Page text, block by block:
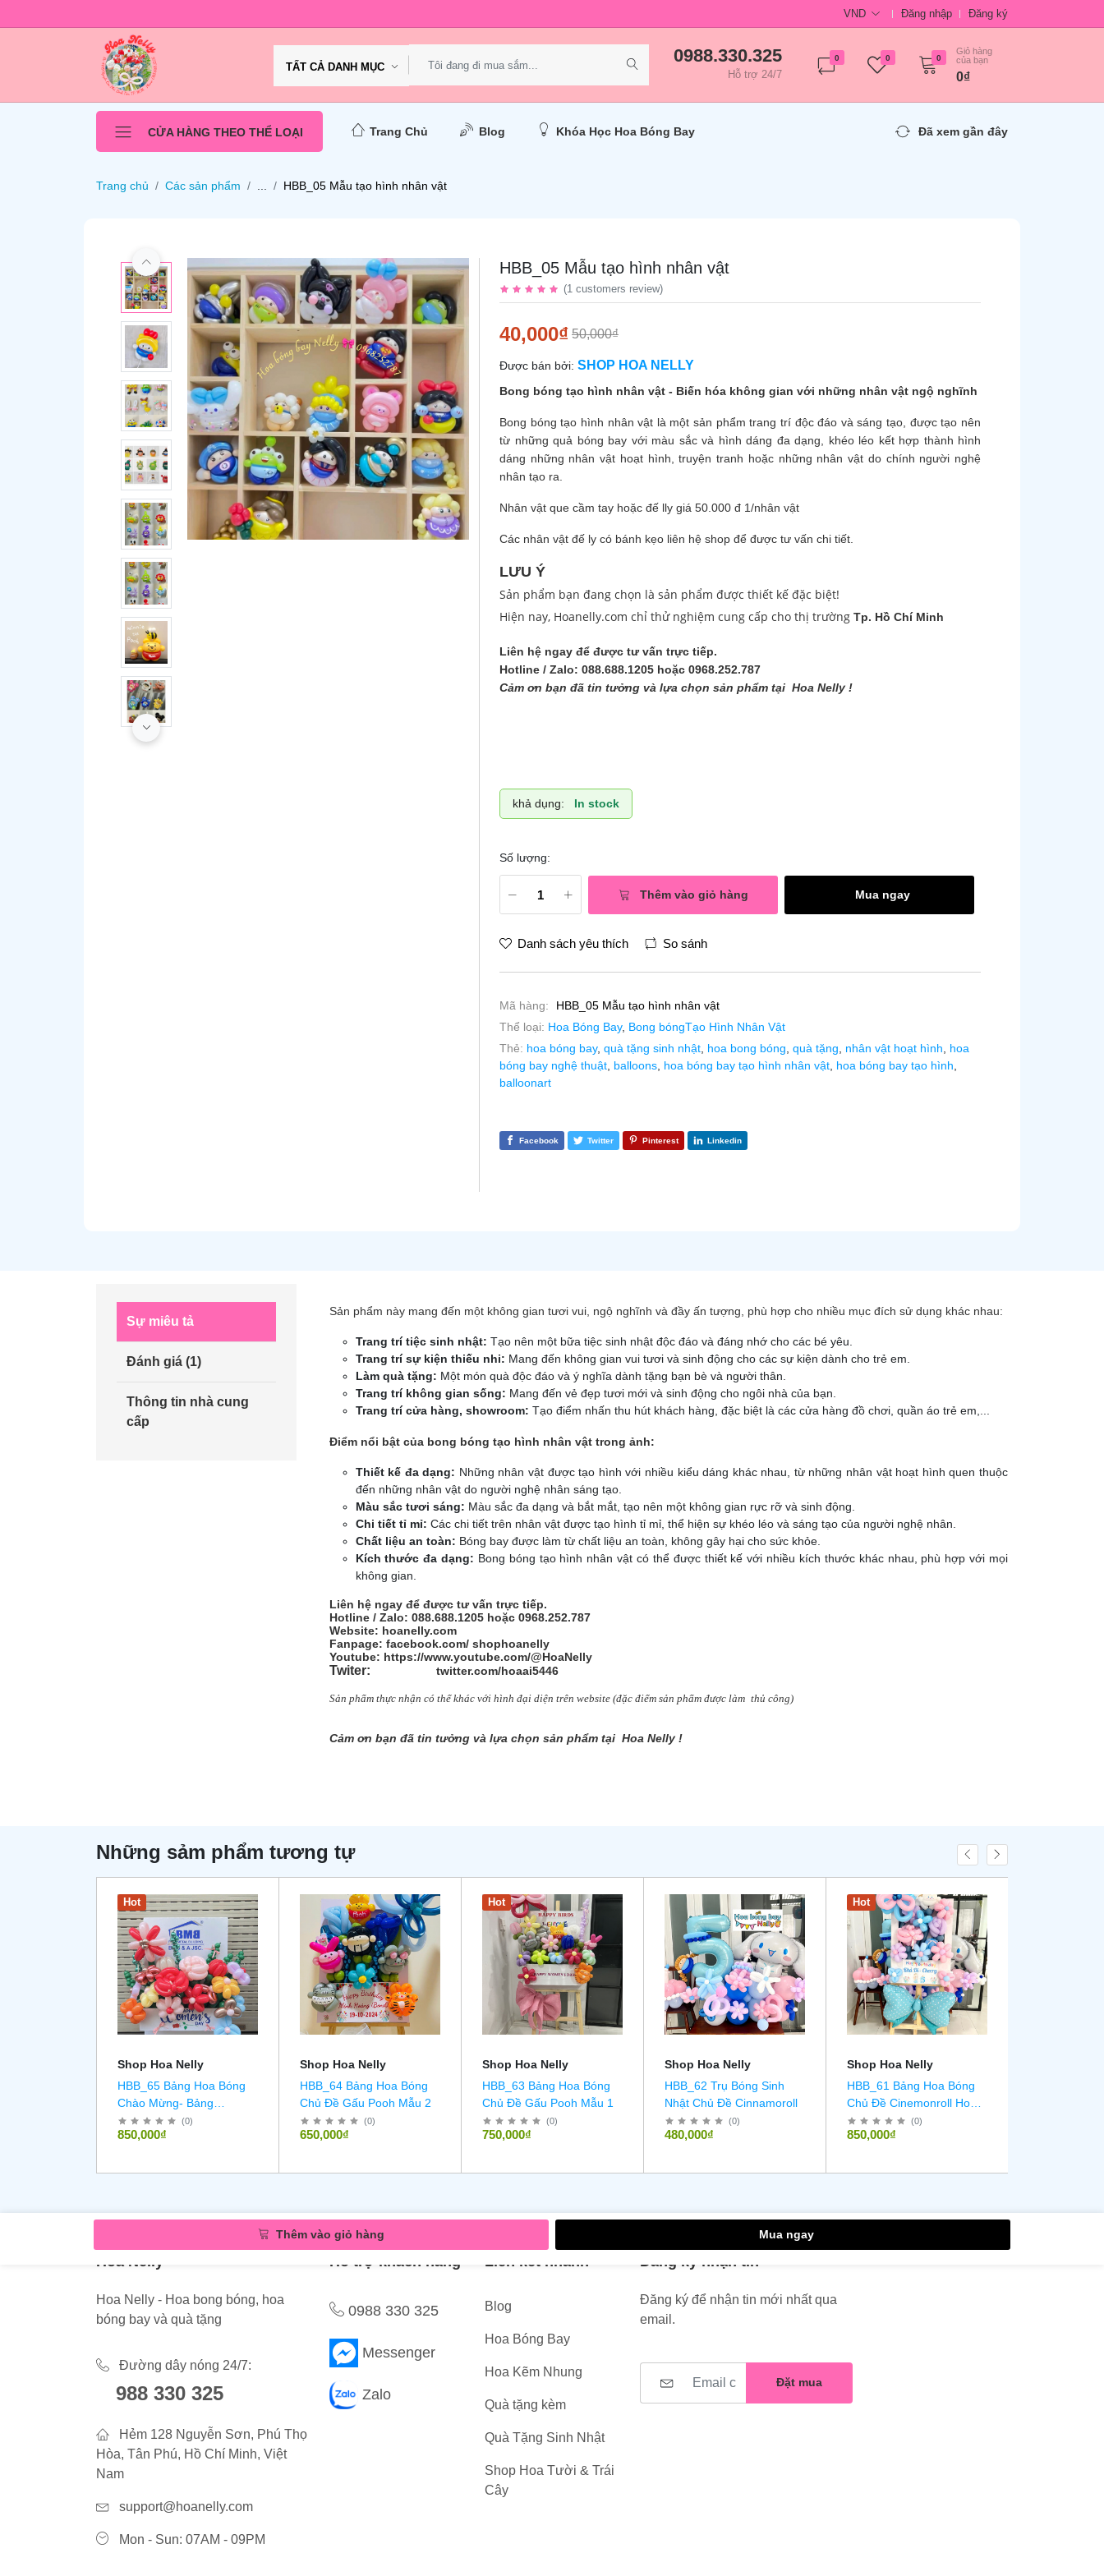
VND Đăng nhập Đăng ký
TẤT CẢ DANH MỤC
0988.330.325
Hỗ trợ 24/7
0 0 0
Giỏ hàng
của bạn
0₫
CỬA HÀNG THEO THỂ LOẠI Trang Chủ Blog Khóa Học Hoa Bóng Bay Đã xem gần đây
Trang chủ Các sản phẩm HBB_05 Mẫu tạo hình nhân vật
HBB_05 Mẫu tạo hình nhân vật
(1 customers review)
50,000₫
40,000₫
Được bán bởi: SHOP HOA NELLY
Bong bóng tạo hình nhân vật - Biến hóa không gian với những nhân vật ngộ nghĩnh
Bong bóng tạo hình nhân vật là một sản phẩm trang trí độc đáo và sáng tạo, được tạo nên
từ những quả bóng bay với màu sắc và hình dáng đa dạng, khéo léo kết hợp thành hình
dáng những nhân vật hoạt hình, truyện tranh hoặc những nhân vật do chính người nghệ
nhân tạo ra.
Nhân vật que cầm tay hoặc đế lly giá 50.000 đ 1/nhân vật
Các nhân vật đế ly có bánh kẹo liên hệ shop để được tư vấn chi tiết.
LƯU Ý
Sản phẩm bạn đang chọn là sản phẩm được thiết kế đặc biệt!
Hiện nay, Hoanelly.com chỉ thử nghiệm cung cấp cho thị trường Tp. Hồ Chí Minh
Liên hệ ngay để được tư vấn trực tiếp.
Hotline / Zalo: 088.688.1205 hoặc 0968.252.787
Cảm ơn bạn đã tin tưởng và lựa chọn sản phẩm tại Hoa Nelly !
khả dụng: In stock
Số lượng:
Thêm vào giỏ hàng Mua ngay
Danh sách yêu thích So sánh
Mã hàng:
HBB_05 Mẫu tạo hình nhân vật
Thể loại: Hoa Bóng Bay, Bong bóngTạo Hình Nhân Vật
Thẻ: hoa bóng bay, quà tặng sinh nhật hoa bong bóng quà tặng nhân vật hoạt hình
hoa
bóng bay nghệ thuật balloons hoa bóng bay tạo hình nhân vật hoa bóng bay tạo hình
balloonart
Facebook Twitter Pinterest Linkedin
Sự miêu tả
Đánh giá (1)
Thông tin nhà cung
cấp
Sản phẩm này mang đến một không gian tươi vui, ngộ nghĩnh và đầy ấn tượng, phù hợp cho nhiều mục đích sử dụng khác nhau:
Trang trí tiệc sinh nhật: Tạo nên một bữa tiệc sinh nhật độc đáo và đáng nhớ cho các bé yêu.
Trang trí sự kiện thiếu nhi: Mang đến không gian vui tươi và sinh động cho các sự kiện dành cho trẻ em.
Làm quà tặng: Một món quà độc đáo và ý nghĩa dành tặng bạn bè và người thân.
Trang trí không gian sống: Mang đến vẻ đẹp tươi mới và sinh động cho ngôi nhà của bạn.
Trang trí cửa hàng, showroom: Tạo điểm nhấn thu hút khách hàng, đặc biệt là các cửa hàng đồ chơi, quần áo trẻ em,...
Điểm nổi bật của bong bóng tạo hình nhân vật trong ảnh:
Thiết kế đa dạng: Những nhân vật được tạo hình với nhiều kiểu dáng khác nhau, từ những nhân vật hoạt hình quen thuộc
đến những nhân vật do người nghệ nhân sáng tạo.
Màu sắc tươi sáng: Màu sắc đa dạng và bắt mắt, tạo nên một không gian rực rỡ và sinh động.
Chi tiết tỉ mỉ: Các chi tiết trên nhân vật được tạo hình tỉ mỉ, thể hiện sự khéo léo và sáng tạo của người nghệ nhân.
Chất liệu an toàn: Bóng bay được làm từ chất liệu an toàn, không gây hại cho sức khỏe.
Kích thước đa dạng: Bong bóng tạo hình nhân vật có thể được thiết kế với nhiều kích thước khác nhau, phù hợp với mọi
không gian.
Liên hệ ngay để được tư vấn trực tiếp.
Hotline / Zalo: 088.688.1205 hoặc 0968.252.787
Website: hoanelly.com
Fanpage: facebook.com/ shophoanelly
Youtube: https://www.youtube.com/@HoaNelly
Twiter: twitter.com/hoaai5446
Sản phẩm thực nhận có thể khác với hình đại diện trên website (đặc điểm sản phẩm được làm thủ công)
Cảm ơn bạn đã tin tưởng và lựa chọn sản phẩm tại Hoa Nelly !
Những sảm phẩm tương tự
Hot
Shop Hoa Nelly
HBB_65 Bảng Hoa Bóng
Chào Mừng- Bảng
Welcome
(0)
850,000₫
Shop Hoa Nelly
HBB_64 Bảng Hoa Bóng
Chủ Đề Gấu Pooh Mẫu 2
(0)
650,000₫
Hot
Shop Hoa Nelly
HBB_63 Bảng Hoa Bóng
Chủ Đề Gấu Pooh Mẫu 1
(0)
750,000₫
Shop Hoa Nelly
HBB_62 Trụ Bóng Sinh
Nhật Chủ Đề Cinnamoroll
(0)
480,000₫
Hot
Shop Hoa Nelly
HBB_61 Bảng Hoa Bóng
Chủ Đề Cinemonroll Hoa
Bóng Chủ Đề Cinnamoroll
(0)
850,000₫
Thêm vào giỏ hàng Mua ngay
Hoa Nelly
Hoa Nelly - Hoa bong bóng, hoa
bóng bay và quà tặng
Đường dây nóng 24/7:
988 330 325
Hẻm 128 Nguyễn Sơn, Phú Thọ
Hòa, Tân Phú, Hồ Chí Minh, Việt
Nam
support@hoanelly.com
Mon - Sun: 07AM - 09PM
Hỗ trợ khách hàng
0988 330 325
Messenger
Zalo
Liên kết nhanh
Blog
Hoa Bóng Bay
Hoa Kẽm Nhung
Quà tặng kèm
Quà Tặng Sinh Nhật
Shop Hoa Tười & Trái
Cây
Đăng ký nhận tin
Đăng ký để nhận tin mới nhất qua
email.
Đặt mua